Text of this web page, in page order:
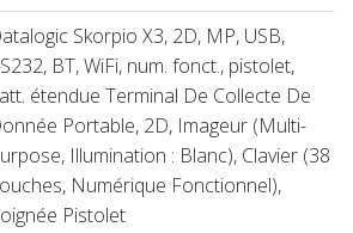
Skorpio X3, 2D, MP, USB,
BT, WiFi, num. fonct., pistolet,
étendue Terminal De Collecte De
Portable, 2D, Imageur (Multi-
Illumination : Blanc), Clavier (38
Numérique Fonctionnel),
Pistolet